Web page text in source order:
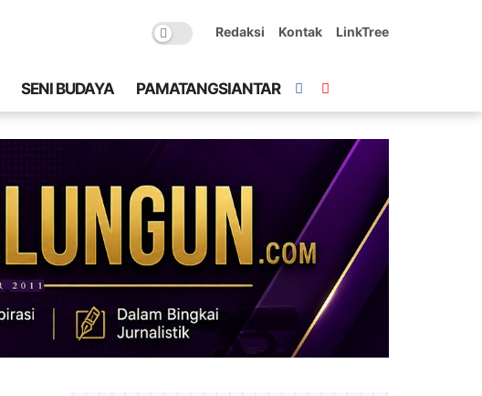
Redaksi Kontak LinkTree
SENI BUDAYA PAMATANGSIANTAR